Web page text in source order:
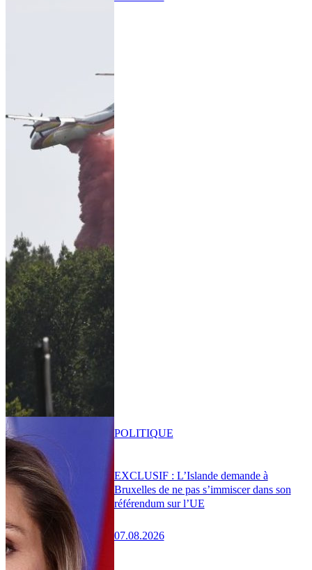
EXCLUSIF : L’Islande demande à
Bruxelles de ne pas s’immiscer dans son
référendum sur l’UE
07.08.2026
POLITIQUE